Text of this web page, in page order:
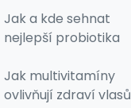
kolagenu pro
zdravější pleť
Jak a kde sehnat
nejlepší probiotika
Jak multivitamíny
ovlivňují zdraví vlasů